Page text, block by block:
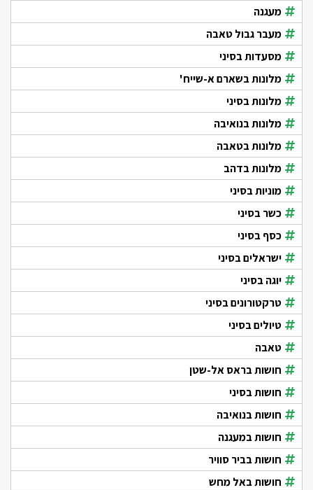
מעגנה
מעבר גבול טאבה
מסעדות בסיני
מלונות בשארם א-שייח'
מלונות בסיני
מלונות בנואיבה
מלונות בטאבה
מלונות בדהב
מוניות בסיני
כשר בסיני
כסף בסיני
ישראלים בסיני
יוגה בסיני
טרקטורונים בסיני
טיולים בסיני
טאבה
חושות בראס אל-שטן
חושות בסיני
חושות בנואיבה
חושות במעגנה
חושות בביר סוויר
חושות באל מחש